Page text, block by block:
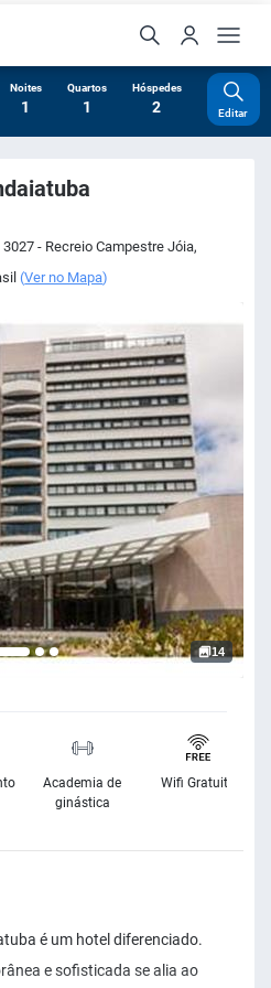
Noites
1
Quartos
1
Hóspedes
2 Editar
- Recreio Campestre Jóia,
(Ver no Mapa)
14
Academia de
ginástica
Wifi Gratuito
é um hotel diferenciado.
e sofisticada se alia ao